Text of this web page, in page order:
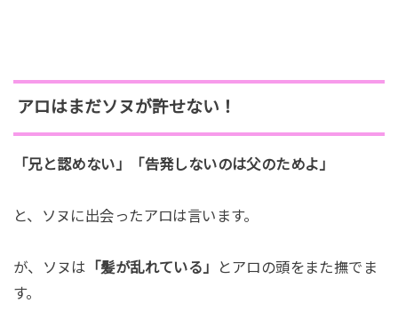
アロはまだソヌが許せない！
「兄と認めない」「告発しないのは父のためよ」
と、ソヌに出会ったアロは言います。
が、ソヌは 「髪が乱れている」
とアロの頭をまた撫でま
す。